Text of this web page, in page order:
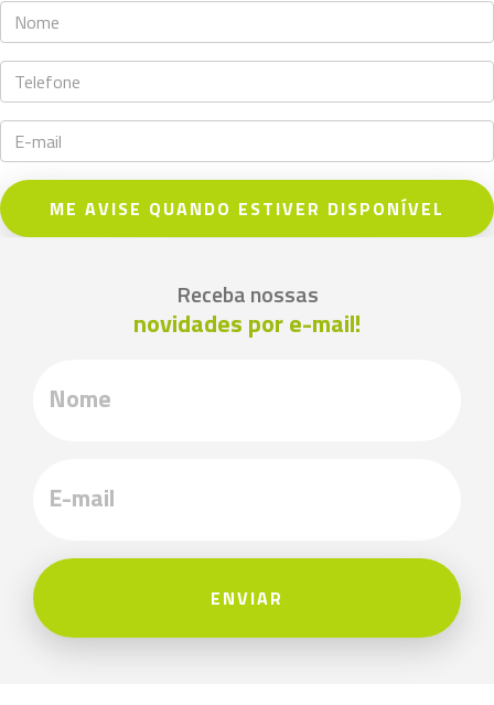
ME AVISE QUANDO ESTIVER DISPONÍVEL
Receba nossas
novidades por e-mail!
ENVIAR